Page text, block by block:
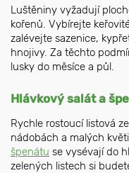
Luštěniny vyžadují
kořenů. Vybírejte
zalévejte sazenice,
hnojivy. Za těchto
lusky do měsíce a půl.
Hlávkový salát a
Rychle rostoucí listová
nádobách a malých
špenátu se vysévají do
zelených listech si